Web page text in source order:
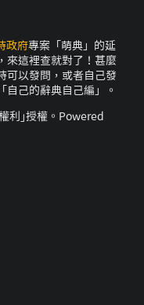
政府專案「萌典」的延
來這裡查就對了！甚麼
可以發問，或者自己發
自己的辭典自己編」。
利｣授權。Powered